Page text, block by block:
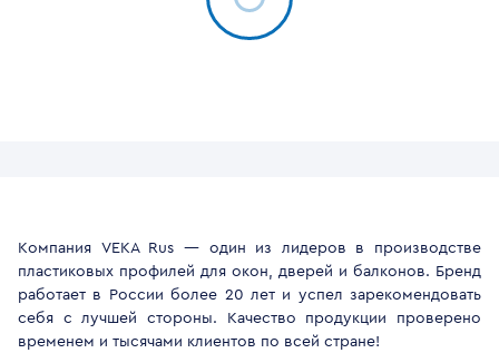
Компания VEKA Rus — один из лидеров в производстве
пластиковых профилей для окон, дверей и балконов. Бренд
работает в России более 20 лет и успел зарекомендовать
себя с лучшей стороны. Качество продукции проверено
временем и тысячами клиентов по всей стране!